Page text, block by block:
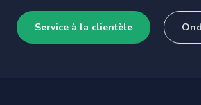
Service à la clientèle